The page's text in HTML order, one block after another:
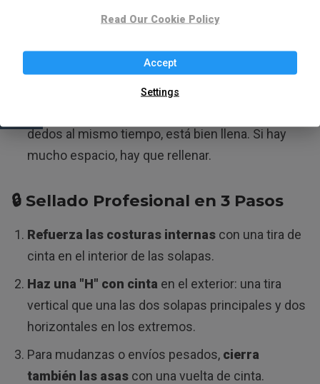
para su contenido, los objetos se moverán y
tamaño justo
"método de la mano"
dedos al mismo tiempo, está bien llena. Si hay
mucho espacio, hay que rellenar.
🔒 Sellado Profesional en 3 Pasos
Refuerza las costuras internascon una tira de
cinta en el interior de las solapas.
Haz una "H" con cinta en el exterior: una tira
vertical que una las dos solapas principales y dos
horizontales en los extremos.
Para mudanzas o envíos pesados, cierra
también las asascon una vuelta de cinta.
Read Our Cookie Policy
Accept
Settings